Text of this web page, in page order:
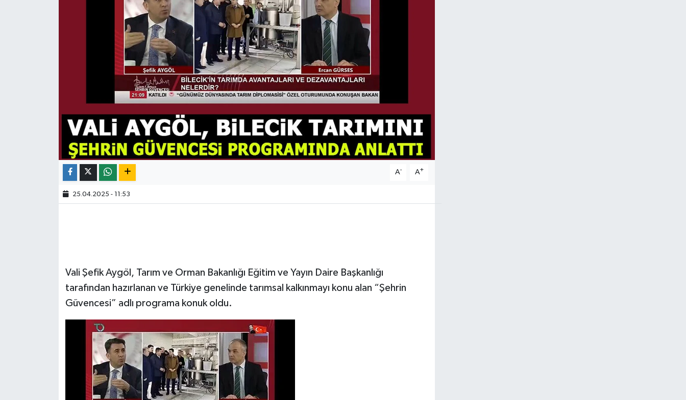
A- A+
25.04.2025 - 11:53
Vali Şefik Aygöl, Tarım ve Orman Bakanlığı Eğitim ve Yayın Daire Başkanlığı
tarafından hazırlanan ve Türkiye genelinde tarımsal kalkınmayı konu alan “Şehrin
Güvencesi” adlı programa konuk oldu.